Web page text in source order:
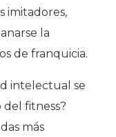
imitadores,
la
de franquicia.
intelectual se
fitness?
más